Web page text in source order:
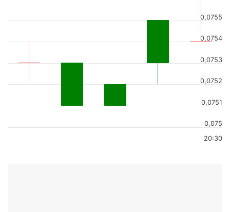
20:30
0,075
0,0751
0,0752
0,0753
0,0754
0,0755